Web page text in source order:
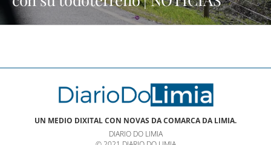
VERÍN
UN MEDIO DIXITAL CON NOVAS DA COMARCA DA LIMIA.
DIARIO DO LIMIA